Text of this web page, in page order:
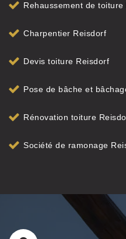
Rehaussement de toiture
Charpentier Reisdorf
Devis toiture Reisdorf
Pose de bâche et
Rénovation toiture
Société de ramonage